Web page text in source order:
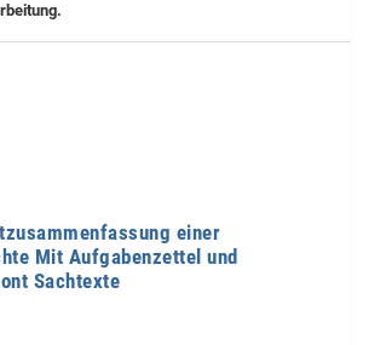
einer
Mit Aufgabenzettel und
Sachtexte